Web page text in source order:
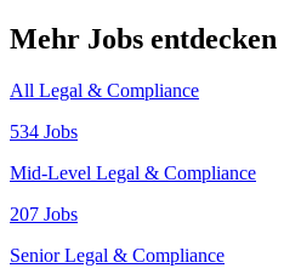
Mehr Jobs entdecken
All Legal & Compliance
534 Jobs
Mid-Level Legal & Compliance
207 Jobs
Senior Legal & Compliance